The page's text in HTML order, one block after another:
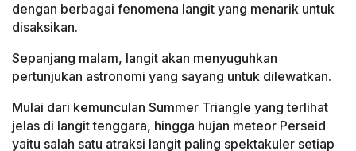
dengan berbagai fenomena langit yang menarik untuk
disaksikan.
Sepanjang malam, langit akan menyuguhkan
pertunjukan astronomi yang sayang untuk dilewatkan.
Mulai dari kemunculan Summer Triangle yang terlihat
jelas di langit tenggara, hingga hujan meteor Perseid
yaitu salah satu atraksi langit paling spektakuler setiap